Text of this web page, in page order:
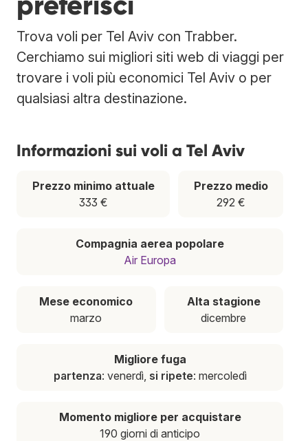
Trova voli per Tel Aviv con Trabber.
Cerchiamo sui migliori siti web di viaggi per
trovare i voli più economici Tel Aviv o per
qualsiasi altra destinazione.
Informazioni sui voli a Tel Aviv
Prezzo minimo attuale
333 €
Prezzo medio
292 €
Compagnia aerea popolare
Air Europa
Mese economico
marzo
Alta stagione
dicembre
Migliore fuga
partenza: venerdì, si ripete: mercoledì
Momento migliore per acquistare
190 giorni di anticipo